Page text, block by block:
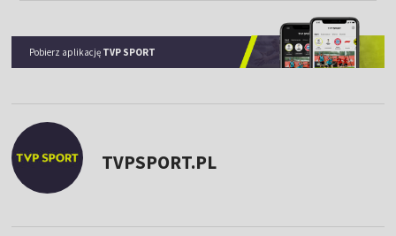
Pobierz aplikację TVP SPORT
TVPSPORT.PL